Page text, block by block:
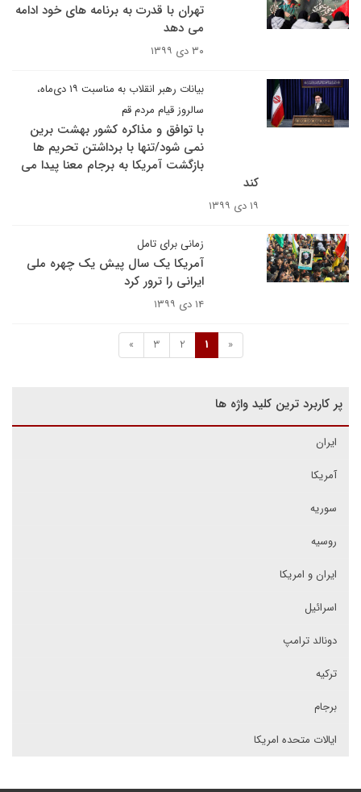
تهران با قدرت به برنامه های خود ادامه
می دهد
۳۰ دی ۱۳۹۹
بیانات رهبر انقلاب به مناسبت ۱۹ دی‌ماه،
سالروز قیام مردم قم
با توافق و مذاکره کشور بهشت برین
نمی شود/تنها با برداشتن تحریم ها
بازگشت آمریکا به برجام معنا پیدا می
کند
۱۹ دی ۱۳۹۹
زمانی برای تامل
آمریکا یک سال پیش یک چهره ملی
ایرانی را ترور کرد
۱۴ دی ۱۳۹۹
«
1
2
3
»
پر کاربرد ترین کلید واژه ها
ایران
آمریکا
سوریه
روسیه
ایران و امریکا
اسرائیل
دونالد ترامپ
ترکیه
برجام
ایالات متحده امریکا